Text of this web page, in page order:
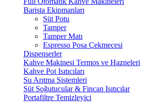
Barista Ekipmanları
Süt Potu
Tamper
Tamper Matı
Espresso Posa Çekmecesi
Dispenserler
Kahve Makinesi Termos ve Hazneleri
Kahve Pot Isıtıcıları
Su Arıtma Sistemleri
Süt Soğutucular & Fincan Isıtıcılar
Portafiltre Temizleyici